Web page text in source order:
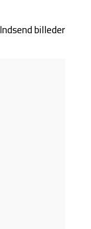
Indsend billeder